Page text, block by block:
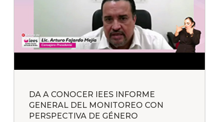
DA A CONOCER IEES INFORME
GENERAL DEL MONITOREO CON
PERSPECTIVA DE GÉNERO